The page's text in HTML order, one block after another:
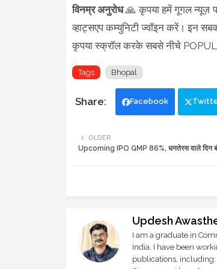
विनम्र अनुरोध🙏 कृपया हमें गूगल न्यूज़
व्हाट्सएप कम्युनिटी ज्वॉइन करें। इन
कृपया स्क्रॉल करके सबसे नीचे
Tags Bhopal
Facebook
OLDER
Upcoming IPO GMP 86%, धनतेरस वाले दिन
Updesh
I am a graduate in
India. I have been
publications, including: